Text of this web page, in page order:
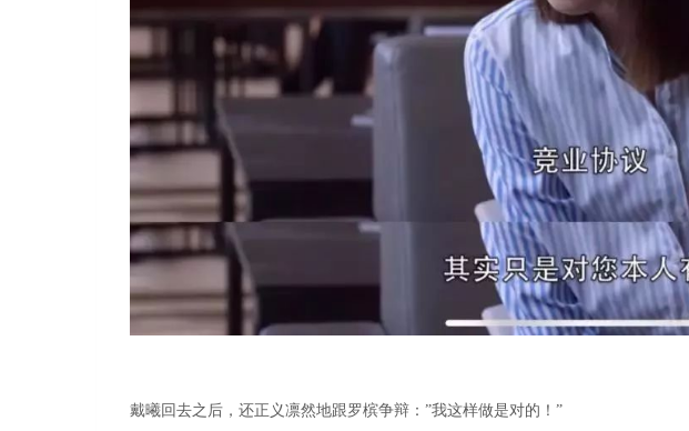
戴曦回去之后，还正义凛然地跟罗槟争辩：”我这样做是对的！”